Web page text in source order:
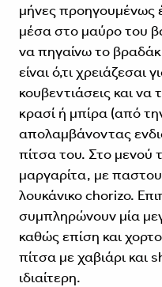
μήνες προηγουμένως
μέσα στο μαύρο του
να πηγαίνω το
είναι ό,τι χρειάζεσαι
κουβεντιάσεις και να
κρασί ή μπίρα (από
απολαμβάνοντας
πίτσα του. Στο μενού
μαργαρίτα, με
λουκάνικο chorizo.
συμπληρώνουν μία
καθώς επίση και
πίτσα με χαβιάρι και
ιδιαίτερη.